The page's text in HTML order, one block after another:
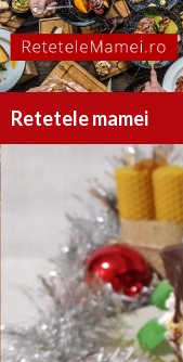
Retetele mamei
CONȚINUT